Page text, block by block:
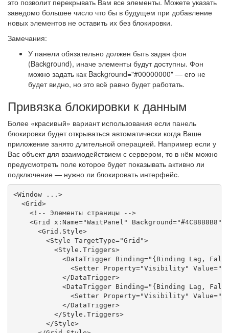
это позволит перекрывать Вам все элементы. Можете указать
заведомо большее число что бы в будущем при добавление
новых элементов не оставить их без блокировки.
Замечания:
У панели обязательно должен быть задан фон
(Background), иначе элементы будут доступны. Фон
можно задать как Background="#00000000" — его не
будет видно, но это всё равно будет работать.
Привязка блокировки к данным
Более «красивый» вариант использования если панель
блокировки будет открываться автоматически когда Ваше
приложение занято длительной операцией. Например если у
Вас объект для взаимодействием с сервером, то в нём можно
предусмотреть поле которое будет показывать активно ли
подключение — нужно ли блокировать интерфейс.
<Window ...>
<Grid>
<!-- Элементы страницы -->
<Grid x:Name="WaitPanel" Background="#4CB8B8B8"
<Grid.Style>
<Style TargetType="Grid">
<Style.Triggers>
<DataTrigger Binding="{Binding Lag,
<Setter Property="Visibility"
</DataTrigger>
<DataTrigger Binding="{Binding Lag,
<Setter Property="Visibility"
</DataTrigger>
</Style.Triggers>
</Style>